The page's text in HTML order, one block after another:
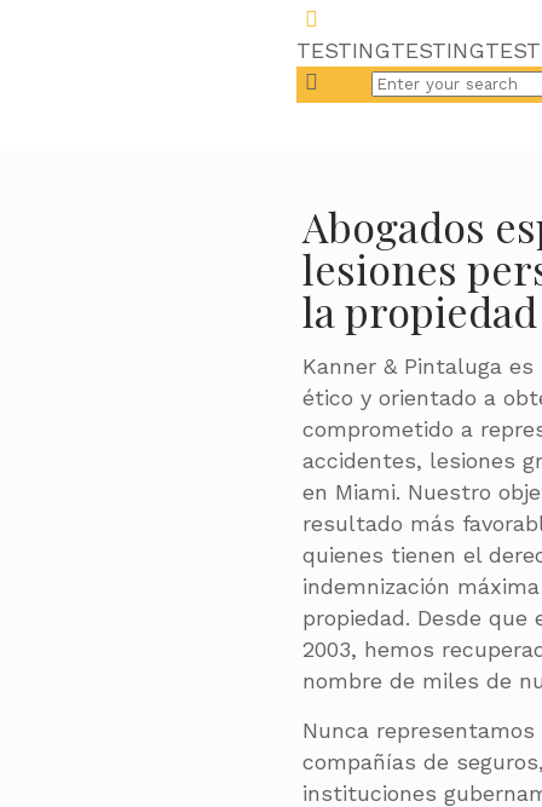
Abogados
lesiones
la
Kanner & Pintaluga
ético y orientado a
comprometido a
accidentes, lesiones
en Miami. Nuestro
resultado más
quienes tienen el
indemnización
propiedad. Desde
2003, hemos
nombre de miles de
Nunca
compañías de
instituciones